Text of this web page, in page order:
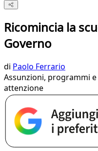
Ricomincia la
Governo
di Paolo Ferrario
Assunzioni, programmi
attenzione